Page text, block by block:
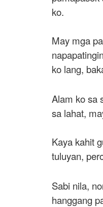
ko.
May mga
ko lang,
Alam ko sa
sa lahat,
Kaya kahit
tuluyan,
Sabi nila,
hanggang